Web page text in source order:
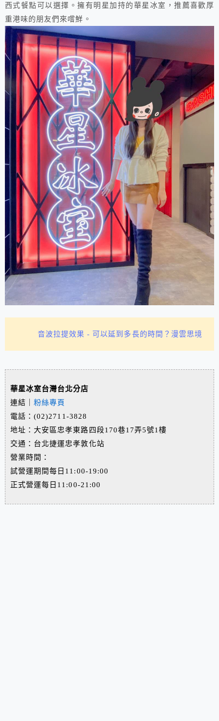
西式餐點可以選擇。擁有明星加持的華星冰室，推薦喜歡厚
重港味的朋友們來嚐鮮。
音波拉提效果 - 可以延到多長的時間？漫雲思境
華星冰室台灣台北分店
連結｜粉絲專頁
電話：(02)2711-3828
地址：大安區忠孝東路四段170巷17弄5號1樓
交通：台北捷運忠孝敦化站
營業時間：
試營運期間每日11:00-19:00
正式營運每日11:00-21:00